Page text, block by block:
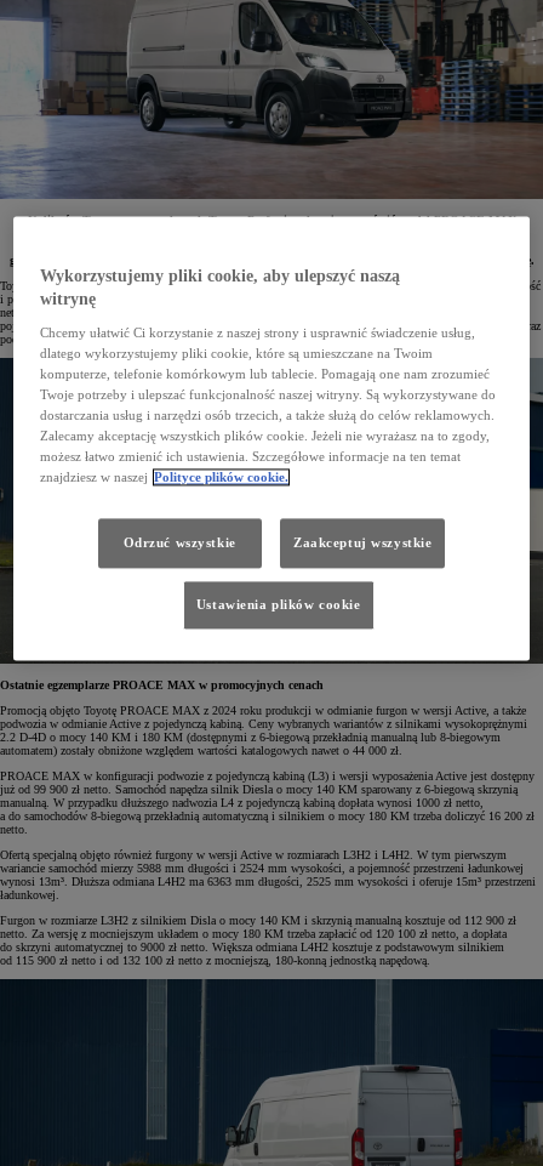
U dilerów Toyoty oraz w salonach Toyota Professional można zamówić model PROACE MAX
gwarancją (lub do 1 000 000 km). Do każdego modelu można dokupić też specjalistyczną zabudowę.
Toyota PROACE MAX – największy model marki na rynku samochodów użytkowych łączący dużą ładowność
i przestrzeń towarową z wydajnymi napędami oraz mocnym designem – jest teraz dostępny już od 99 900 zł
netto. Szeroka gama nadwozi oraz zabudów zaprojektowanych przez autoryzowanych partnerów sprawia, że
pojazd z łatwością można dostosować do rodzaju prowadzonej działalności. Zwiększa to jego praktyczność oraz
podnosi wartość rezydualną.
Ostatnie egzemplarze PROACE MAX w promocyjnych cenach
Promocją objęto Toyotę PROACE MAX z 2024 roku produkcji w odmianie furgon w wersji Active, a także
podwozia w odmianie Active z pojedynczą kabiną. Ceny wybranych wariantów z silnikami wysokoprężnymi
2.2 D-4D o mocy 140 KM i 180 KM (dostępnymi z 6-biegową przekładnią manualną lub 8-biegowym
automatem) zostały obniżone względem wartości katalogowych nawet o 44 000 zł.
PROACE MAX w konfiguracji podwozie z pojedynczą kabiną (L3) i wersji wyposażenia Active jest dostępny
już od 99 900 zł netto. Samochód napędza silnik Diesla o mocy 140 KM sparowany z 6-biegową skrzynią
manualną. W przypadku dłuższego nadwozia L4 z pojedynczą kabiną dopłata wynosi 1000 zł netto,
a do samochodów 8-biegową przekładnią automatyczną i silnikiem o mocy 180 KM trzeba doliczyć 16 200 zł
netto.
Ofertą specjalną objęto również furgony w wersji Active w rozmiarach L3H2 i L4H2. W tym pierwszym
wariancie samochód mierzy 5988 mm długości i 2524 mm wysokości, a pojemność przestrzeni ładunkowej
wynosi 13m³. Dłuższa odmiana L4H2 ma 6363 mm długości, 2525 mm wysokości i oferuje 15m³ przestrzeni
ładunkowej.
Furgon w rozmiarze L3H2 z silnikiem Disla o mocy 140 KM i skrzynią manualną kosztuje od 112 900 zł
netto. Za wersję z mocniejszym układem o mocy 180 KM trzeba zapłacić od 120 100 zł netto, a dopłata
do skrzyni automatycznej to 9000 zł netto. Większa odmiana L4H2 kosztuje z podstawowym silnikiem
od 115 900 zł netto i od 132 100 zł netto z mocniejszą, 180-konną jednostką napędową.
Wykorzystujemy pliki cookie, aby ulepszyć naszą
witrynę
Chcemy ułatwić Ci korzystanie z naszej strony i usprawnić świadczenie usług,
dlatego wykorzystujemy pliki cookie, które są umieszczane na Twoim
komputerze, telefonie komórkowym lub tablecie. Pomagają one nam zrozumieć
Twoje potrzeby i ulepszać funkcjonalność naszej witryny. Są wykorzystywane do
dostarczania usług i narzędzi osób trzecich, a także służą do celów reklamowych.
Zalecamy akceptację wszystkich plików cookie. Jeżeli nie wyrażasz na to zgody,
możesz łatwo zmienić ich ustawienia. Szczegółowe informacje na ten temat
znajdziesz w naszej Polityce plików cookie.
Odrzuć wszystkie Zaakceptuj wszystkie
Ustawienia plików cookie